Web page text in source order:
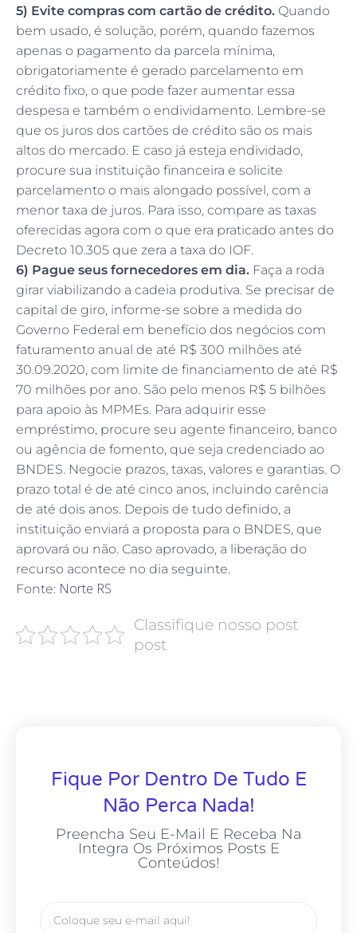
5) Evite compras com cartão de crédito. Quando
bem usado, é solução, porém, quando fazemos
apenas o pagamento da parcela mínima,
obrigatoriamente é gerado parcelamento em
crédito fixo, o que pode fazer aumentar essa
despesa e também o endividamento. Lembre-se
que os juros dos cartões de crédito são os mais
altos do mercado. E caso já esteja endividado,
procure sua instituição financeira e solicite
parcelamento o mais alongado possível, com a
menor taxa de juros. Para isso, compare as taxas
oferecidas agora com o que era praticado antes do
Decreto 10.305 que zera a taxa do IOF.
6) Pague seus fornecedores em dia. Faça a roda
girar viabilizando a cadeia produtiva. Se precisar de
capital de giro, informe-se sobre a medida do
Governo Federal em benefício dos negócios com
faturamento anual de até R$ 300 milhões até
30.09.2020, com limite de financiamento de até R$
70 milhões por ano. São pelo menos R$ 5 bilhões
para apoio às MPMEs. Para adquirir esse
empréstimo, procure seu agente financeiro, banco
ou agência de fomento, que seja credenciado ao
BNDES. Negocie prazos, taxas, valores e garantias. O
prazo total é de até cinco anos, incluindo carência
de até dois anos. Depois de tudo definido, a
instituição enviará a proposta para o BNDES, que
aprovará ou não. Caso aprovado, a liberação do
recurso acontece no dia seguinte.
Fonte: Norte RS
Classifique nosso post
post
Fique Por Dentro De Tudo E
Não Perca Nada!
Preencha Seu E-Mail E Receba Na
Integra Os Próximos Posts E
Conteúdos!